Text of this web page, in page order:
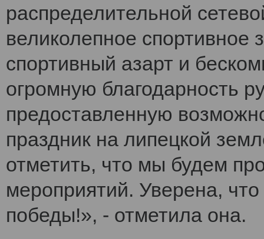
распределительной
великолепное
спортивный азарт и
огромную благодарность
предоставленную
праздник на липецкой
отметить, что мы будем
мероприятий. Уверена,
победы!», - отметила она.